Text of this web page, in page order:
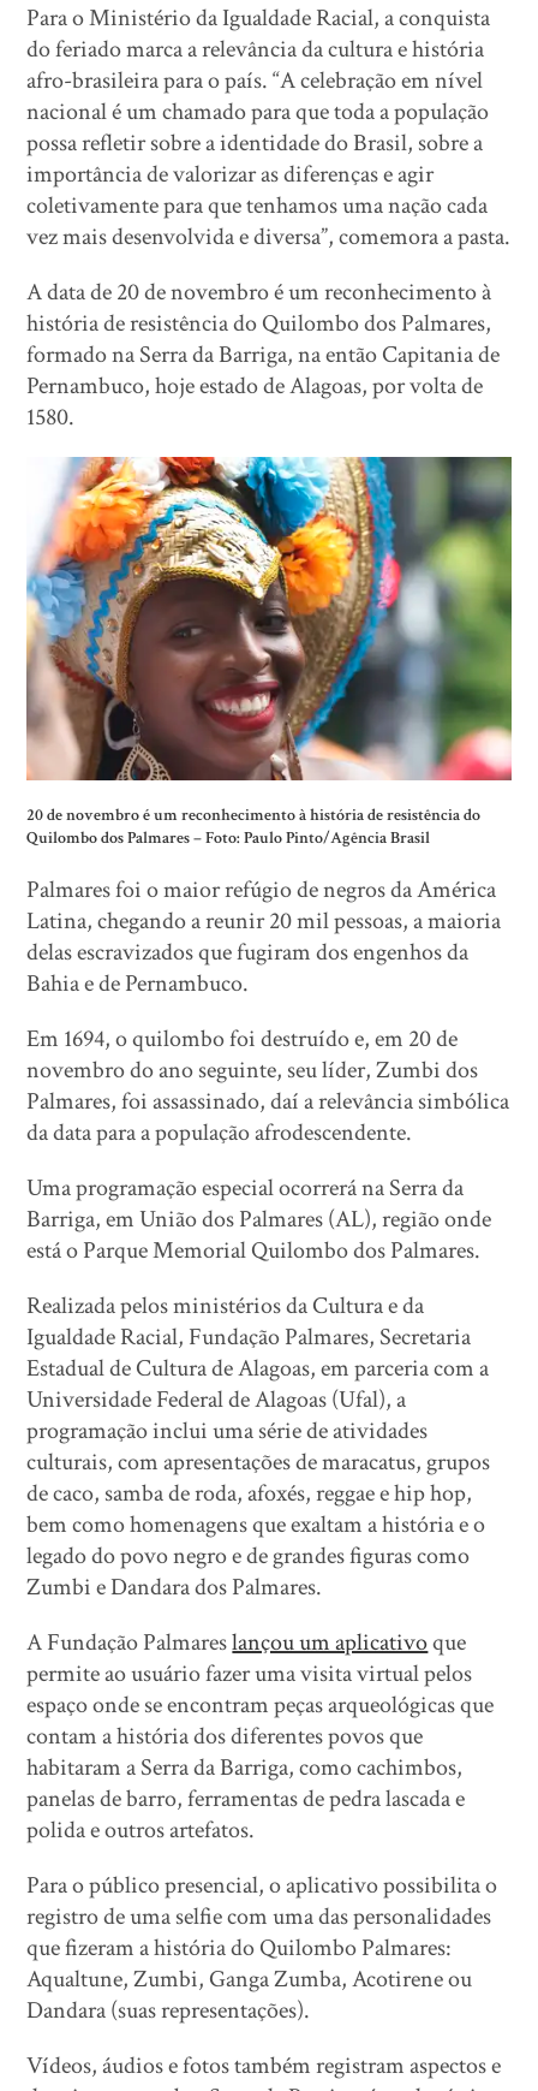
Para o Ministério da Igualdade Racial, a conquista
do feriado marca a relevância da cultura e história
afro-brasileira para o país. “A celebração em nível
nacional é um chamado para que toda a população
possa refletir sobre a identidade do Brasil, sobre a
importância de valorizar as diferenças e agir
coletivamente para que tenhamos uma nação cada
vez mais desenvolvida e diversa”, comemora a pasta.
A data de 20 de novembro é um reconhecimento à
história de resistência do Quilombo dos Palmares,
formado na Serra da Barriga, na então Capitania de
Pernambuco, hoje estado de Alagoas, por volta de
1580.
20 de novembro é um reconhecimento à história de resistência do
Quilombo dos Palmares – Foto: Paulo Pinto/Agência Brasil
Palmares foi o maior refúgio de negros da América
Latina, chegando a reunir 20 mil pessoas, a maioria
delas escravizados que fugiram dos engenhos da
Bahia e de Pernambuco.
Em 1694, o quilombo foi destruído e, em 20 de
novembro do ano seguinte, seu líder, Zumbi dos
Palmares, foi assassinado, daí a relevância simbólica
da data para a população afrodescendente.
Uma programação especial ocorrerá na Serra da
Barriga, em União dos Palmares (AL), região onde
está o Parque Memorial Quilombo dos Palmares.
Realizada pelos ministérios da Cultura e da
Igualdade Racial, Fundação Palmares, Secretaria
Estadual de Cultura de Alagoas, em parceria com a
Universidade Federal de Alagoas (Ufal), a
programação inclui uma série de atividades
culturais, com apresentações de maracatus, grupos
de caco, samba de roda, afoxés, reggae e hip hop,
bem como homenagens que exaltam a história e o
legado do povo negro e de grandes figuras como
Zumbi e Dandara dos Palmares.
A Fundação Palmareslançou um aplicativoque
permite ao usuário fazer uma visita virtual pelos
espaço onde se encontram peças arqueológicas que
contam a história dos diferentes povos que
habitaram a Serra da Barriga, como cachimbos,
panelas de barro, ferramentas de pedra lascada e
polida e outros artefatos.
Para o público presencial, o aplicativo possibilita o
registro de uma selfie com uma das personalidades
que fizeram a história do Quilombo Palmares:
Aqualtune, Zumbi, Ganga Zumba, Acotirene ou
Dandara (suas representações).
Vídeos, áudios e fotos também registram aspectos e